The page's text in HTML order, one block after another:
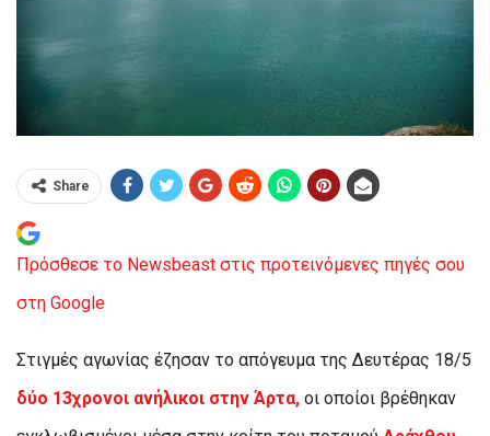
Share
Πρόσθεσε το Newsbeast στις προτεινόμενες πηγές σου
στη Google
Στιγμές αγωνίας έζησαν το απόγευμα της Δευτέρας 18/5
δύο 13χρονοι ανήλικοι στην Άρτα, οι οποίοι βρέθηκαν